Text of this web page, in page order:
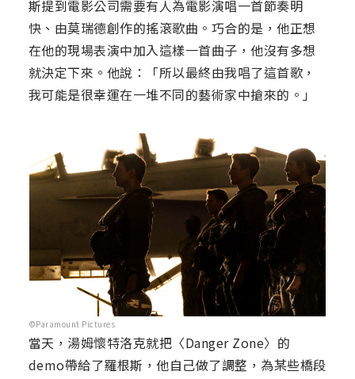
斯提到電影公司需要有人為電影演唱一首節奏明
快、由莫瑞德創作的搖滾歌曲。巧合的是，他正想
在他的現場表演中加入這樣一首曲子，他沒有多想
就決定下來。他說：「所以最終由我唱了這首歌，
我可能是很幸運在一堆不同的藝術家中搶來的。」
©Paramount Pictures
當天，湯姆懷特洛克就把〈Danger Zone〉的
demo帶給了羅根斯，他自己做了調整，為某些橋段